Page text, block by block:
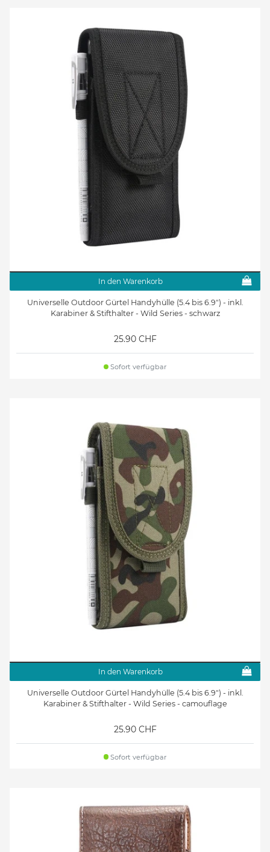
In den Warenkorb
Universelle Outdoor Gürtel Handyhülle (5.4 bis 6.9") - inkl.
Karabiner & Stifthalter - Wild Series - schwarz
25.90 CHF
Sofort verfügbar
In den Warenkorb
Universelle Outdoor Gürtel Handyhülle (5.4 bis 6.9") - inkl.
Karabiner & Stifthalter - Wild Series - camouflage
25.90 CHF
Sofort verfügbar